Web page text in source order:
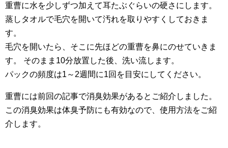
重曹に水を少しずつ加えて耳たぶぐらいの硬さにします。
蒸しタオルで毛穴を開いて汚れを取りやすくしておきま
す。
毛穴を開いたら、そこに先ほどの重曹を鼻にのせていきま
す。 そのまま10分放置した後、洗い流します。
パックの頻度は1～2週間に1回を目安にしてください。
重曹には前回の記事で消臭効果があるとご紹介しました。
この消臭効果は体臭予防にも有効なので、使用方法をご紹
介します。